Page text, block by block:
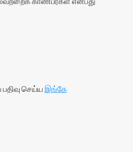
செய்ய இங்கே